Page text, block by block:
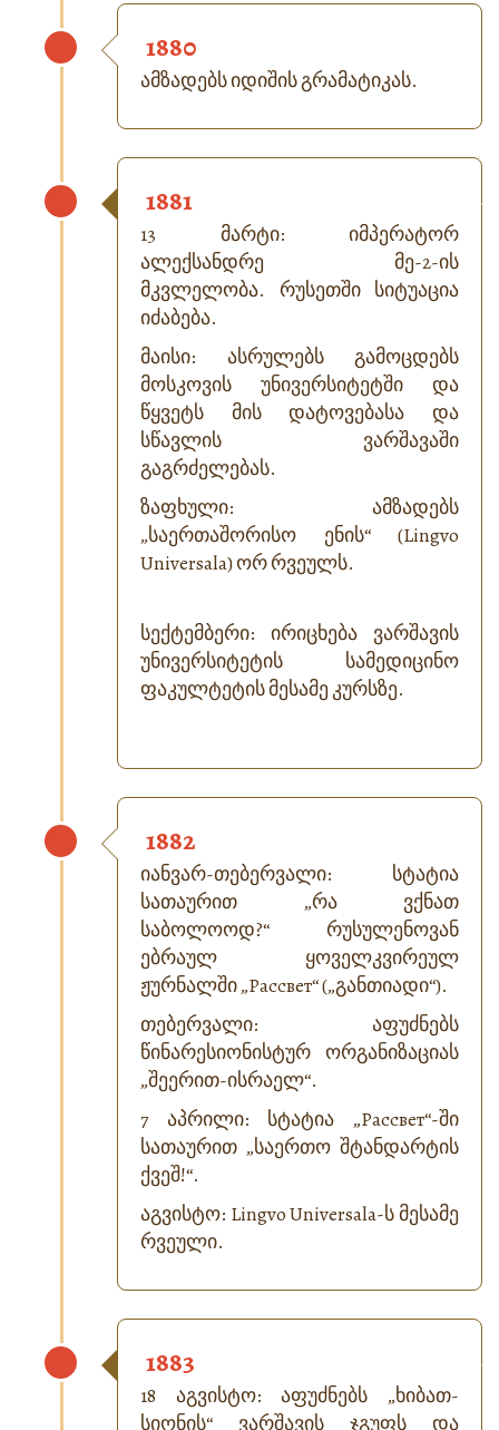
1880
ამზადებს იდიშის გრამატიკას.
1881
13 მარტი: იმპერატორ
ალექსანდრე მე-2-ის
მკვლელობა. რუსეთში სიტუაცია
იძაბება.
მაისი: ასრულებს გამოცდებს
მოსკოვის უნივერსიტეტში და
წყვეტს მის დატოვებასა და
სწავლის ვარშავაში
გაგრძელებას.
ზაფხული: ამზადებს
„საერთაშორისო ენის“ (Lingvo
Universala) ორ რვეულს.
სექტემბერი: ირიცხება ვარშავის
უნივერსიტეტის სამედიცინო
ფაკულტეტის მესამე კურსზე.
1882
იანვარ-თებერვალი: სტატია
სათაურით „რა ვქნათ
საბოლოოდ?“ რუსულენოვან
ებრაულ ყოველკვირეულ
ჟურნალში „Рассвет“ („განთიადი“).
თებერვალი: აფუძნებს
წინარესიონისტურ ორგანიზაციას
„შეერით-ისრაელ“.
7 აპრილი: სტატია „Рассвет“-ში
სათაურით „საერთო შტანდარტის
ქვეშ!“.
აგვისტო: Lingvo Universala-ს მესამე
რვეული.
1883
18 აგვისტო: აფუძნებს „ხიბათ-
სიონის“ ვარშავის ჯგუფს და